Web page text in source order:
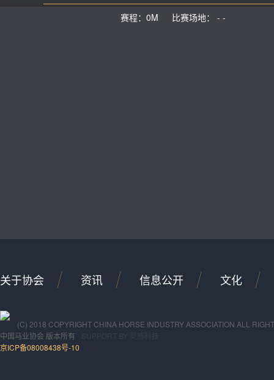
赛程：0M 比赛场地： - -
关于协会 资讯 信息公开 文化
(C) 2018 COPYRIGHT CHINA HORSE INDUSTRY ASSOCIATION ALL
中国马业协会 版本所有
京ICP备08008438号-10